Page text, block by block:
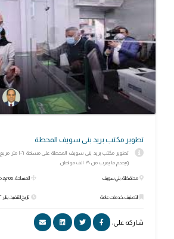
تطوير مكتب بريد بنى سويف المحطة
ويخدم ما يقرب من ٣٠ الف مواطن.
محافظة: بني سويف
التصنيف: خدمات عامة
المساحة: 106م2 مربع
تاريخ التنفيذ: يناير ٢٠٢٢
شاركه علي: